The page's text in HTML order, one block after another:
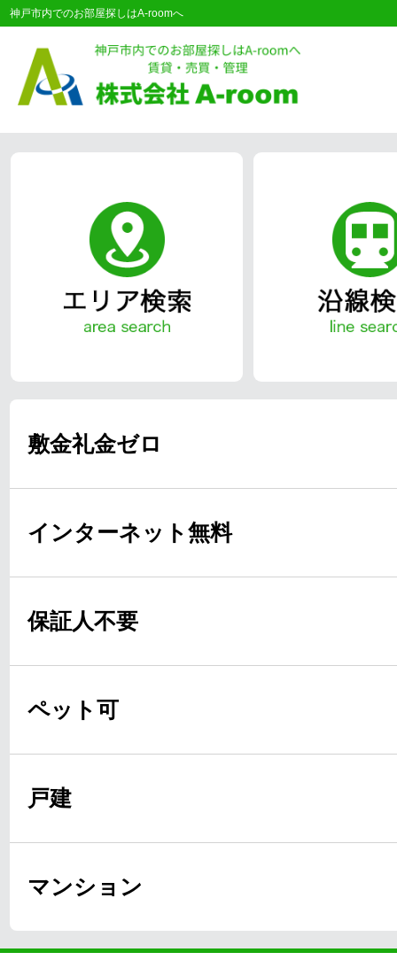
神戸市内でのお部屋探しはA-roomへ
敷金礼金ゼロ
インターネット無料
保証人不要
ペット可
戸建
マンション